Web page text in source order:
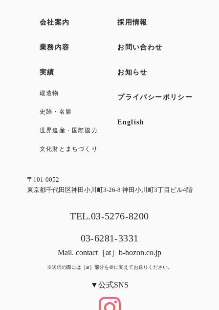
会社案内
業務内容
実績
建造物
史跡・名勝
世界遺産・国際協力
文化財とまちづくり
採用情報
お問い合わせ
お知らせ
プライバシーポリシー
English
〒101-0052
東京都千代田区神田小川町3-26-8 神田小川町3丁目ビル4階
TEL.03-5276-8200
03-6281-3331
Mail. contact［at］b-hozon.co.jp
※送信の際には［at］部分を＠に変えてお送りください。
▼公式SNS